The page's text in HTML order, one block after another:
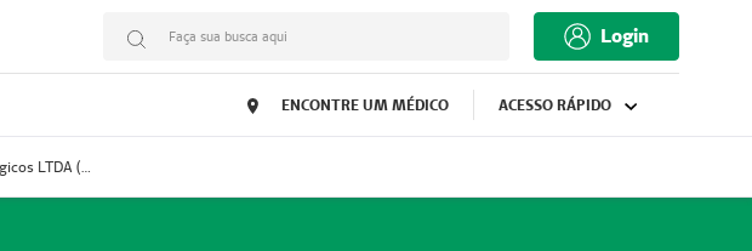
Faça sua busca aqui Login
ENCONTRE UM MÉDICO ACESSO RÁPIDO
Prestador Decordis Exames Cardiológicos LTDA (51004347-4)